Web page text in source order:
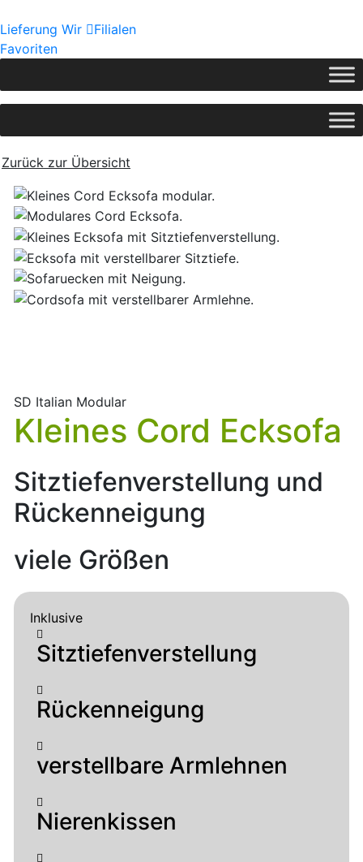
Lieferung Wir
Filialen
Favoriten
Zurück zur Übersicht
SD Italian Modular
Kleines Cord Ecksofa
Sitztiefenverstellung und
Rückenneigung
viele Größen
Inklusive
Sitztiefenverstellung
Rückenneigung
verstellbare Armlehnen
Nierenkissen